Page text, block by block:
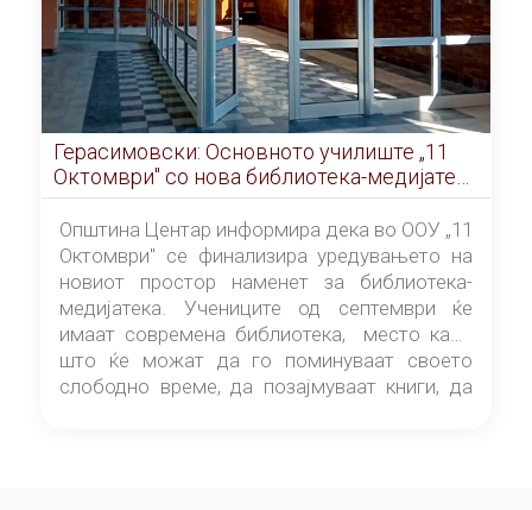
Герасимовски: Основното училиште „11
Октомври" со нова библиотека-медијатека
од септември
Општина Центар информира дека во ООУ „11
Октомври" се финализира уредувањето на
новиот простор наменет за библиотека-
медијатека. Учениците од септември ќе
имаат современа библиотека, место каде
што ќе можат да го поминуваат своето
слободно време, да позајмуваат книги, да